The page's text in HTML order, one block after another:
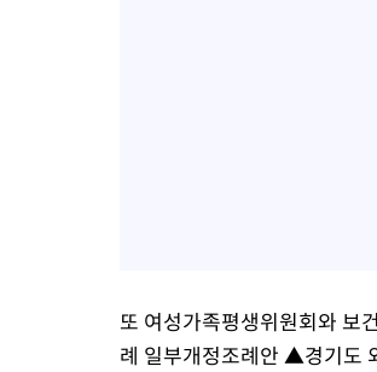
또 여성가족평생위원회와 보
례 일부개정조례안 ▲경기도